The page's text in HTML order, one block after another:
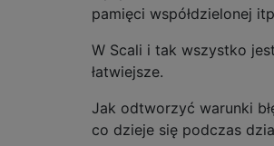
pamięci współdzielonej
W Scali i tak wszystko
łatwiejsze.
Jak odtworzyć warunki
co dzieje się podczas